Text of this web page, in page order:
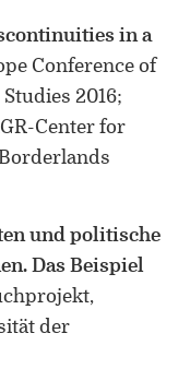
in a
Conference of
2016;
Center for
und politische
Das Beispiel
der